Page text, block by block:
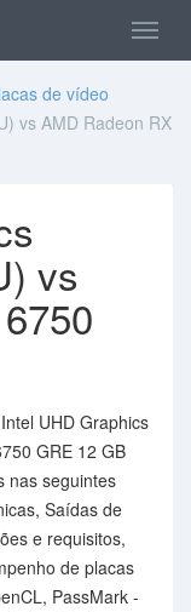
de vídeo
vs AMD Radeon RX
vs
UHD Graphics
GRE 12 GB
nas seguintes
Saídas de
e requisitos,
de placas
PassMark -